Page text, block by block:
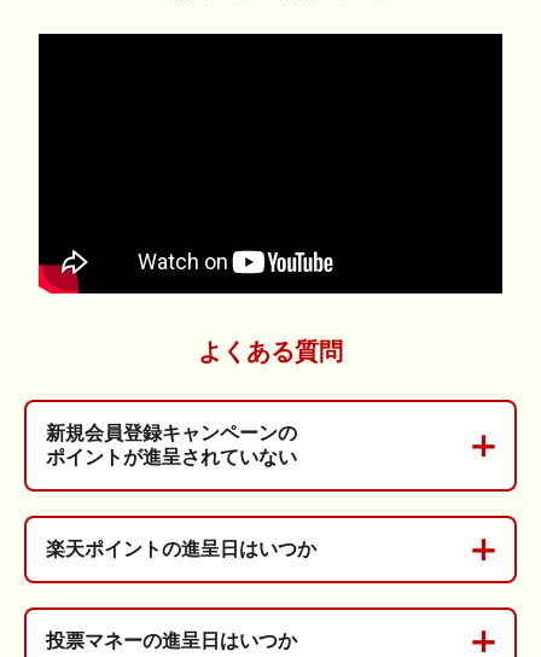
よくある質問
新規会員登録キャンペーンの
ポイントが進呈されていない
楽天ポイントの進呈日はいつか
投票マネーの進呈日はいつか